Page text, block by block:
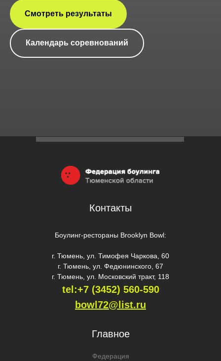
Смотреть результаты
Календарь соревнований
Контакты
Боулинг-рестораны Brooklyn Bowl:
г. Тюмень, ул. Тимофея Чаркова, 60
г. Тюмень, ул. Федюнинского, 67
г. Тюмень, ул. Московский тракт, 118
tel:+7 (3452) 560-590
bowl72@list.ru
Главное
Федерация